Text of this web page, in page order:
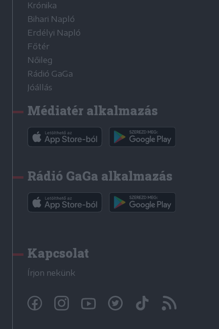
Krónika
Bihari Napló
Erdélyi Napló
Főtér
Nőileg
Rádió GaGa
Jóállás
Médiatér alkalmazás
Rádió GaGa alkalmazás
Kapcsolat
Írjon nekünk